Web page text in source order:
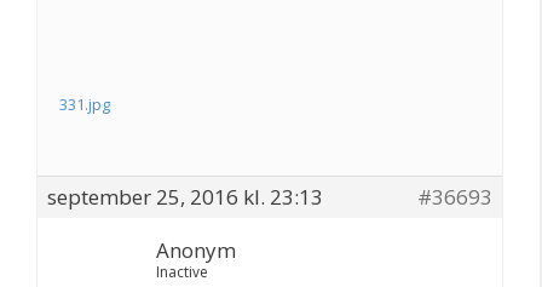
331.jpg
september 25, 2016 kl. 23:13
#36693
Anonym
Inactive